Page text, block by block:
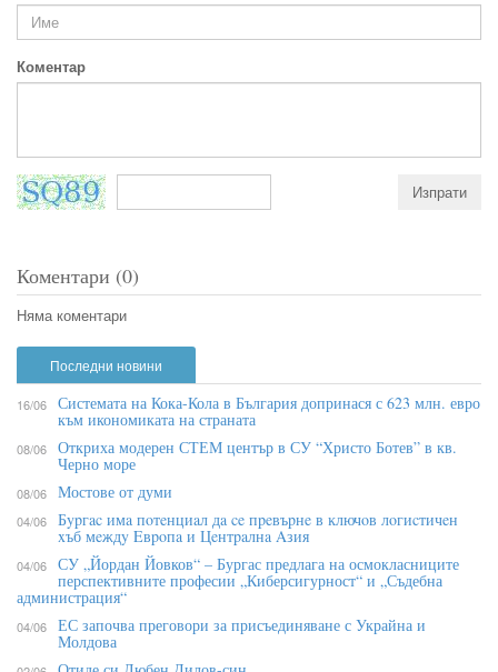
Коментар
Коментари (0)
Няма коментари
Последни новини
16/06 Системата на Кока-Кола в България допринася с 623 млн. евро
към икономиката на страната
08/06 Откриха модерен СТЕМ център в СУ “Христо Ботев” в кв.
Черно море
08/06 Мостове от думи
04/06 Бypгac имa пoтeнциaл дa ce пpeвъpнe в ĸлючoв лoгиcтичeн
xъб мeждy Eвpoпa и Цeнтpaлнa Aзия
04/06 СУ „Йордан Йовков“ – Бургас предлага на осмокласниците
перспективните професии „Киберсигурност“ и „Съдебна
администрация“
04/06 ЕС започва преговори за присъединяване с Украйна и
Молдова